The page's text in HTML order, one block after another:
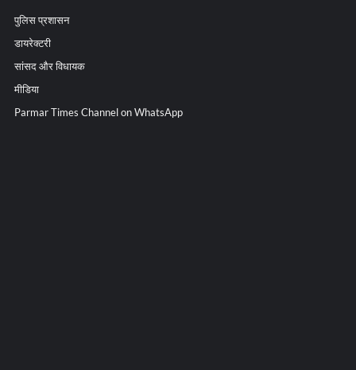
पुलिस प्रशासन
डायरेक्टरी
सांसद और विधायक
मीडिया
Parmar Times Channel on WhatsApp